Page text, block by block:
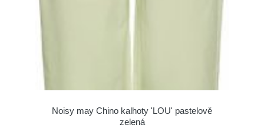
Noisy may Chino kalhoty 'LOU' pastelově
zelená